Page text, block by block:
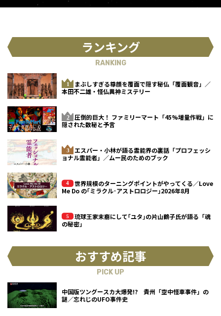
ランキング
RANKING
まぶしすぎる尊顔を覆面で隠す秘仏「覆面観音」／
本田不二雄・怪仏異神ミステリー
圧倒的巨大！ ファミリーマート「45%増量作戦」に
隠された数秘と予言
エスパー・小林が語る霊能界の裏話「プロフェッシ
ョナル霊能者」／ムー民のためのブック
世界規模のターニングポイントがやってくる／Love
Me Do の｢ミラクル･アストロロジー｣2026年8月
琉球王家末裔にして｢ユタ｣の片山鶴子氏が語る「魂
の秘密」
おすすめ記事
PICK UP
中国版ツングースカ大爆発!? 貴州「空中怪車事件」の
謎／忘れじのUFO事件史